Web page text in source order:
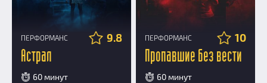
ПЕРФОРМАНС 9.8
Астрал
60 минут
ПЕРФОРМАНС 10
Пропавшие без вести
60 минут